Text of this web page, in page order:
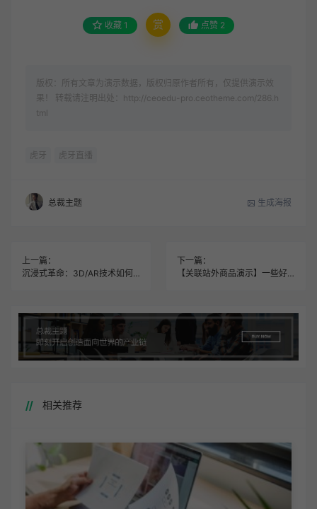
收藏 1 赏 点赞 2
版权：所有文章为演示数据，版权归原作者所有，仅提供演示效
果！ 转载请注明出处：http://ceoedu-pro.ceotheme.com/286.h
tml
虎牙 虎牙直播
总裁主题 生成海报
上一篇：
沉浸式革命：3D/AR技术如何重塑网页交互设计
下一篇：
【关联站外商品演示】一些好看的质量比较好的丝袜推荐
相关推荐